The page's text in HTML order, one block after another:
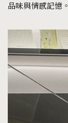
品味與情感記憶。